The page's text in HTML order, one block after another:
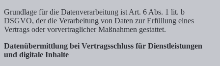
Grundlage für die Datenverarbeitung ist Art. 6 Abs. 1 lit. b
DSGVO, der die Verarbeitung von Daten zur Erfüllung eines
Vertrags oder vorvertraglicher Maßnahmen gestattet.
Datenübermittlung bei Vertragsschluss für Dienstleistungen
und digitale Inhalte